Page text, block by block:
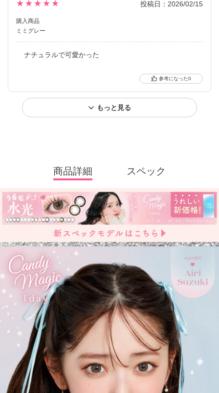
★★★★★ 投稿日：2026/02/15
購入商品
ミミグレー
ナチュラルで可愛かった
0
もっと見る
商品詳細 スペック